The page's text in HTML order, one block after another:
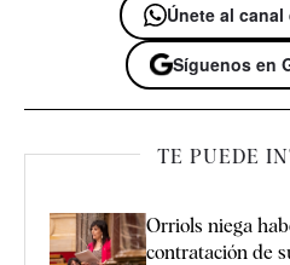
Únete al
Síguenos en
TE PUEDE
Orriols niega
contratación de